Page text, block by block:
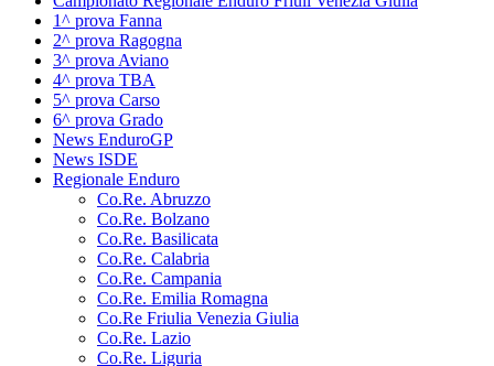
1^ prova Fanna
2^ prova Ragogna
3^ prova Aviano
4^ prova TBA
5^ prova Carso
6^ prova Grado
News EnduroGP
News ISDE
Regionale Enduro
Co.Re. Abruzzo
Co.Re. Bolzano
Co.Re. Basilicata
Co.Re. Calabria
Co.Re. Campania
Co.Re. Emilia Romagna
Co.Re Friulia Venezia Giulia
Co.Re. Lazio
Co.Re. Liguria